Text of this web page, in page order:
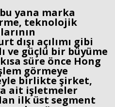
yana marka
teknolojik
dışı açılımı gibi
ve güçlü bir büyüme
süre önce Hong
görmeye
birlikte şirket,
ait işletmeler
ilk üst segment